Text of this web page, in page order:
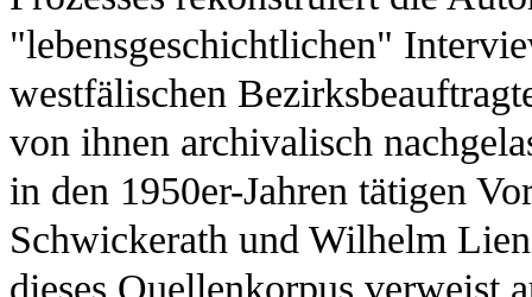
"lebensgeschichtlichen"
westfälischen
von ihnen archivalisch
in den 1950er-Jahren tätigen
Schwickerath und Wilhelm
dieses Quellenkorpus verweist